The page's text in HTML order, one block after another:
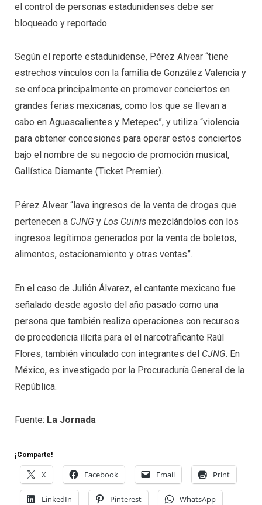
el control de personas estadunidenses debe ser
bloqueado y reportado.
Según el reporte estadunidense, Pérez Alvear “tiene
estrechos vínculos con la familia de González Valencia y
se enfoca principalmente en promover conciertos en
grandes ferias mexicanas, como los que se llevan a
cabo en Aguascalientes y Metepec”, y utiliza “violencia
para obtener concesiones para operar estos conciertos
bajo el nombre de su negocio de promoción musical,
Gallística Diamante (Ticket Premier).
Pérez Alvear “lava ingresos de la venta de drogas que
pertenecen a CJNG y Los Cuinis mezclándolos con los
ingresos legítimos generados por la venta de boletos,
alimentos, estacionamiento y otras ventas”.
En el caso de Julión Álvarez, el cantante mexicano fue
señalado desde agosto del año pasado como una
persona que también realiza operaciones con recursos
de procedencia ilícita para el el narcotraficante Raúl
Flores, también vinculado con integrantes del CJNG. En
México, es investigado por la Procuraduría General de la
República.
Fuente: La Jornada
¡Comparte!
X Facebook Email Print
LinkedIn Pinterest WhatsApp